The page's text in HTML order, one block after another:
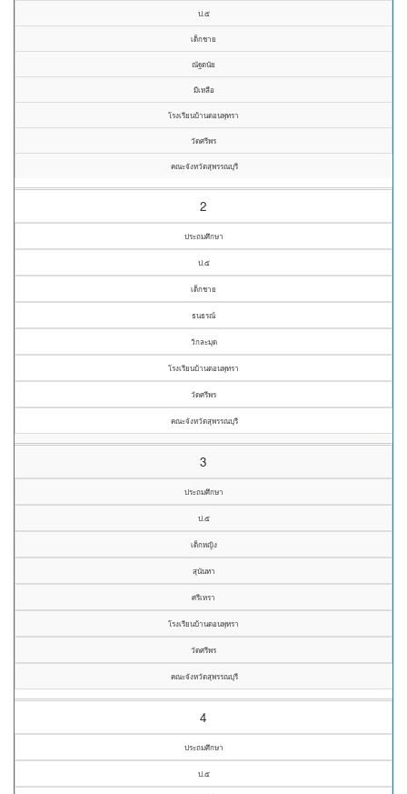
ป.๕
เด็กชาย
ณัฐดนัย
มีเหลือ
โรงเรียนบ้านดอนพุทรา
วัดศรีพร
คณะจังหวัดสุพรรณบุรี
2
ประถมศึกษา
ป.๕
เด็กชาย
ธนธรณ์
วิกละมุด
โรงเรียนบ้านดอนพุทรา
วัดศรีพร
คณะจังหวัดสุพรรณบุรี
3
ประถมศึกษา
ป.๕
เด็กหญิง
สุนันทา
ศรีเหรา
โรงเรียนบ้านดอนพุทรา
วัดศรีพร
คณะจังหวัดสุพรรณบุรี
4
ประถมศึกษา
ป.๕